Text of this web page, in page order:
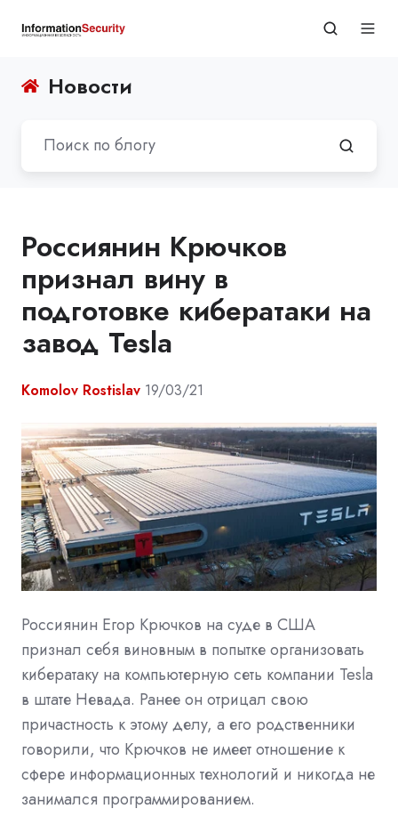
Новости
Россиянин Крючков
признал вину в
подготовке кибератаки на
завод Tesla
Komolov Rostislav 19/03/21
Россиянин Егор Крючков на суде в США
признал себя виновным в попытке организовать
кибератаку на компьютерную сеть компании Tesla
в штате Невада. Ранее он отрицал свою
причастность к этому делу, а его родственники
говорили, что Крючков не имеет отношение к
сфере информационных технологий и никогда не
занимался программированием.